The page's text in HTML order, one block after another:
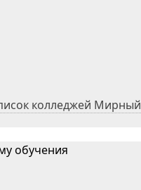
колледжей Мирный
обучения